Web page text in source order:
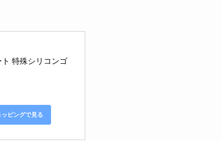
特殊シリコンゴ
ピングで見る